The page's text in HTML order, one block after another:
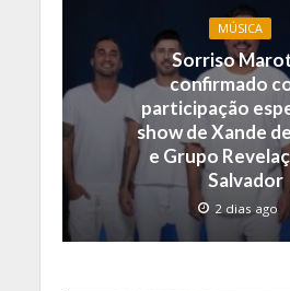
MÚSICA
Sorriso
confirmado
participação
show de Xande
e Grupo
Salvador
2 dias ago